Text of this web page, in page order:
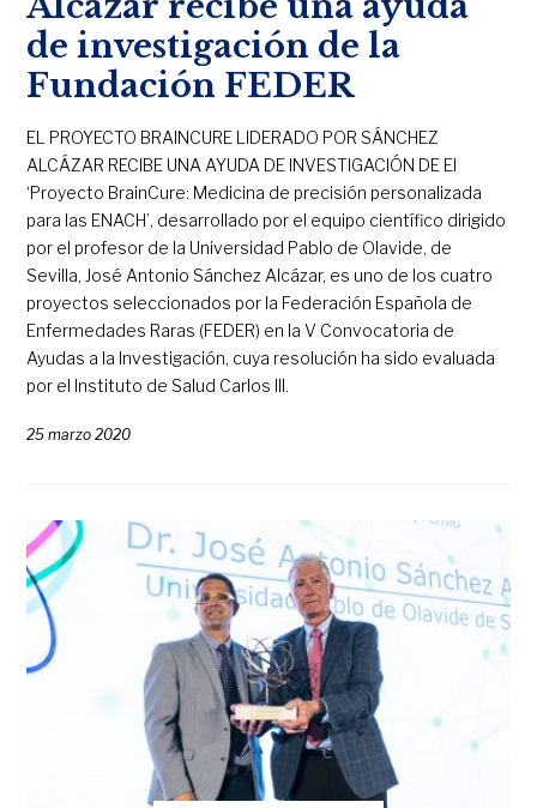
de investigación de la
Fundación FEDER
EL PROYECTO BRAINCURE LIDERADO POR SÁNCHEZ
ALCÁZAR RECIBE UNA AYUDA DE INVESTIGACIÓN DE El
‘Proyecto BrainCure: Medicina de precisión personalizada
para las ENACH’, desarrollado por el equipo científico dirigido
por el profesor de la Universidad Pablo de Olavide, de
Sevilla, José Antonio Sánchez Alcázar, es uno de los cuatro
proyectos seleccionados por la Federación Española de
Enfermedades Raras (FEDER) en la V Convocatoria de
Ayudas a la Investigación, cuya resolución ha sido evaluada
por el Instituto de Salud Carlos III.
25 marzo 2020